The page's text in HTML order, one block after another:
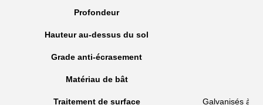
Profondeur
Hauteur au-dessus du sol
Grade anti-écrasement
Matériau de bât
Traitement de surface Galvanisés à